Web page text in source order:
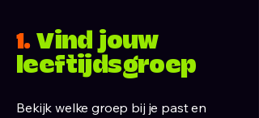
1.Vind jouw
leeftijdsgroep
Bekijk welke groep bij je past en